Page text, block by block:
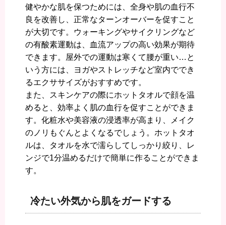
健やかな肌を保つためには、全身や肌の血行不
良を改善し、正常なターンオーバーを促すこと
が大切です。ウォーキングやサイクリングなど
の有酸素運動は、血流アップの高い効果が期待
できます。屋外での運動は寒くて腰が重い…と
いう方には、ヨガやストレッチなど室内ででき
るエクササイズがおすすめです。
また、スキンケアの際にホットタオルで顔を温
めると、効率よく肌の血行を促すことができま
す。化粧水や美容液の浸透率が高まり、メイク
のノリもぐんとよくなるでしょう。ホットタオ
ルは、タオルを水で濡らしてしっかり絞り、レ
ンジで1分温めるだけで簡単に作ることができま
す。
冷たい外気から肌をガードする